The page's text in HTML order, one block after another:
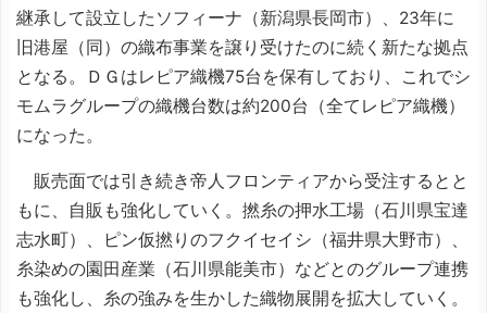
継承して設立したソフィーナ（新潟県長岡市）、23年に
旧港屋（同）の織布事業を譲り受けたのに続く新たな拠点
となる。ＤＧはレピア織機75台を保有しており、これでシ
モムラグループの織機台数は約200台（全てレピア織機）
になった。
販売面では引き続き帝人フロンティアから受注するとと
もに、自販も強化していく。撚糸の押水工場（石川県宝達
志水町）、ピン仮撚りのフクイセイシ（福井県大野市）、
糸染めの園田産業（石川県能美市）などとのグループ連携
も強化し、糸の強みを生かした織物展開を拡大していく。